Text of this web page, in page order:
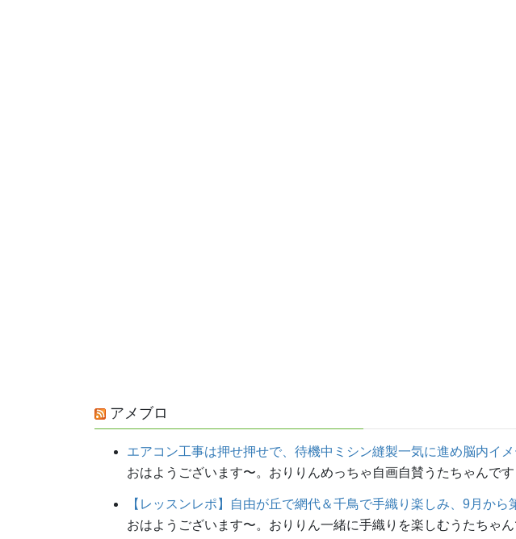
アメブロ
エアコン工事は押せ押せで、待機中ミシン縫製一気に進め脳内イ
おはようございます〜。おりりんめっちゃ自画自賛うたちゃんで
【レッスンレポ】自由が丘で網代＆千鳥で手織り楽しみ、9月から
おはようございます〜。おりりん一緒に手織りを楽しむうたちゃ